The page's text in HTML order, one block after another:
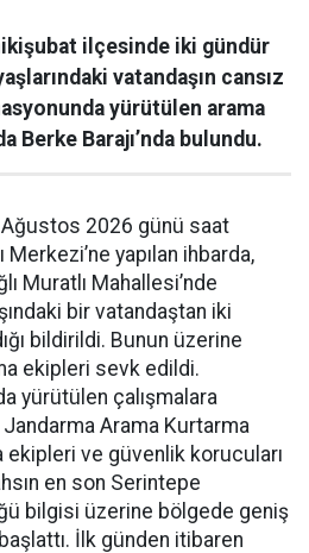
ilçesinde iki gündür
vatandaşın cansız
yürütülen arama
Berke Barajı’nda bulundu.
2026 günü saat
Merkezi’ne yapılan ihbarda,
Muratlı Mahallesi’nde
bir vatandaştan iki
bildirildi. Bunun üzerine
ekipleri sevk edildi.
yürütülen çalışmalara
Jandarma Arama Kurtarma
ve güvenlik korucuları
en son Serintepe
bilgisi üzerine bölgede geniş
İlk günden itibaren